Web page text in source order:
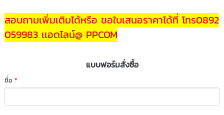
สอบถามเพิ่มเติมได้หรือ ขอใบเสนอราคาได้ที่ โทร0892
059983 เเอดไลน์@ PPCOM
แบบฟอร์มสั่งซื้อ
ชื่อ*